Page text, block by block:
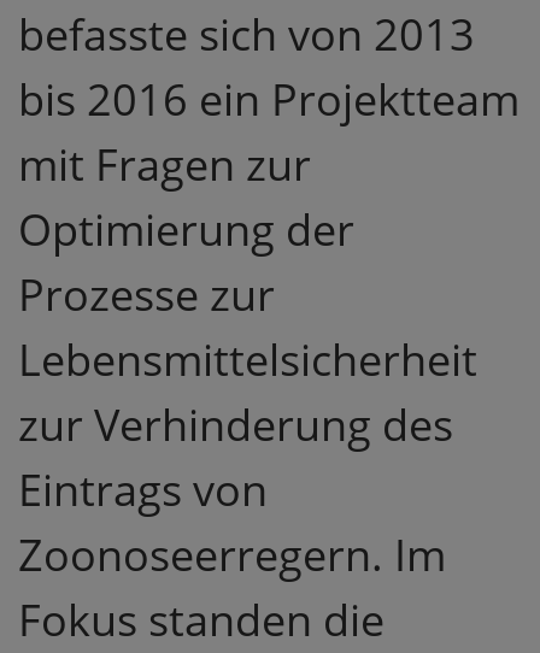
befasste sich von 2013
bis 2016 ein Projektteam
mit Fragen zur
Optimierung der
Prozesse zur
Lebensmittelsicherheit
zur Verhinderung des
Eintrags von
Zoonoseerregern. Im
Fokus standen die